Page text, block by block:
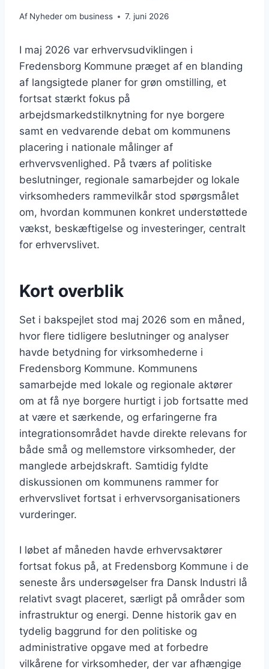
Af Nyheder om business 7. juni 2026
I maj 2026 var erhvervsudviklingen i
Fredensborg Kommune præget af en blanding
af langsigtede planer for grøn omstilling, et
fortsat stærkt fokus på
arbejdsmarkedstilknytning for nye borgere
samt en vedvarende debat om kommunens
placering i nationale målinger af
erhvervsvenlighed. På tværs af politiske
beslutninger, regionale samarbejder og lokale
virksomheders rammevilkår stod spørgsmålet
om, hvordan kommunen konkret understøttede
vækst, beskæftigelse og investeringer, centralt
for erhvervslivet.
Kort overblik
Set i bakspejlet stod maj 2026 som en måned,
hvor flere tidligere beslutninger og analyser
havde betydning for virksomhederne i
Fredensborg Kommune. Kommunens
samarbejde med lokale og regionale aktører
om at få nye borgere hurtigt i job fortsatte med
at være et særkende, og erfaringerne fra
integrationsområdet havde direkte relevans for
både små og mellemstore virksomheder, der
manglede arbejdskraft. Samtidig fyldte
diskussionen om kommunens rammer for
erhvervslivet fortsat i erhvervsorganisationers
vurderinger.
I løbet af måneden havde erhvervsaktører
fortsat fokus på, at Fredensborg Kommune i de
seneste års undersøgelser fra Dansk Industri lå
relativt svagt placeret, særligt på områder som
infrastruktur og energi. Denne historik gav en
tydelig baggrund for den politiske og
administrative opgave med at forbedre
vilkårene for virksomheder, der var afhængige